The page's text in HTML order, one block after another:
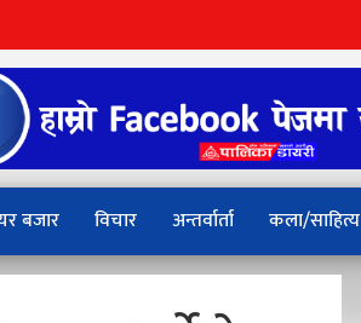
बजार विचार अन्तर्वार्ता कला/साहित्य